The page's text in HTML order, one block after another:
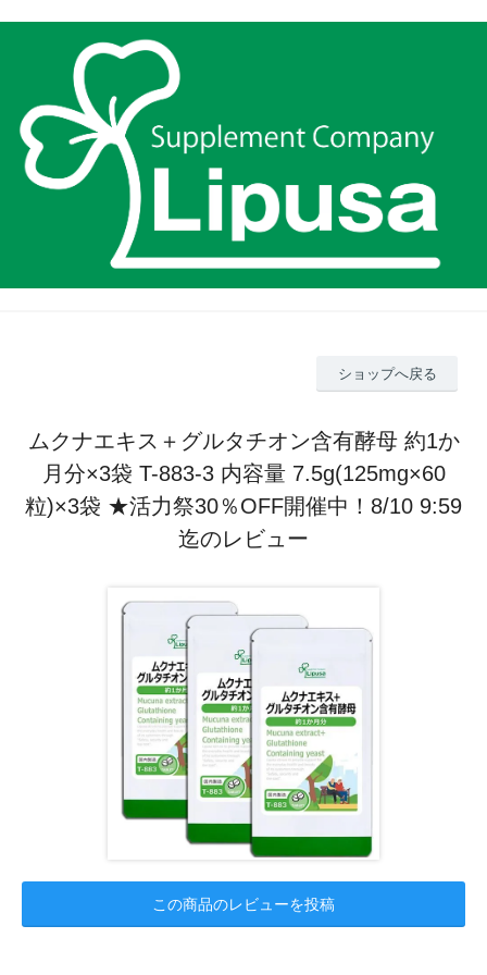
ショップへ戻る
ムクナエキス＋グルタチオン含有酵母 約1か
月分×3袋 T-883-3 内容量 7.5g(125mg×60
粒)×3袋 ★活力祭30％OFF開催中！8/10 9:59
迄のレビュー
この商品のレビューを投稿